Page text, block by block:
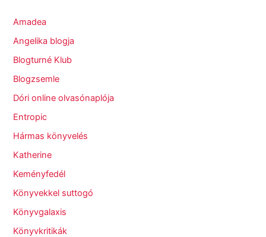
Amadea
Angelika blogja
Blogturné Klub
Blogzsemle
Dóri online olvasónaplója
Entropic
Hármas könyvelés
Katherine
Keményfedél
Könyvekkel suttogó
Könyvgalaxis
Könyvkritikák